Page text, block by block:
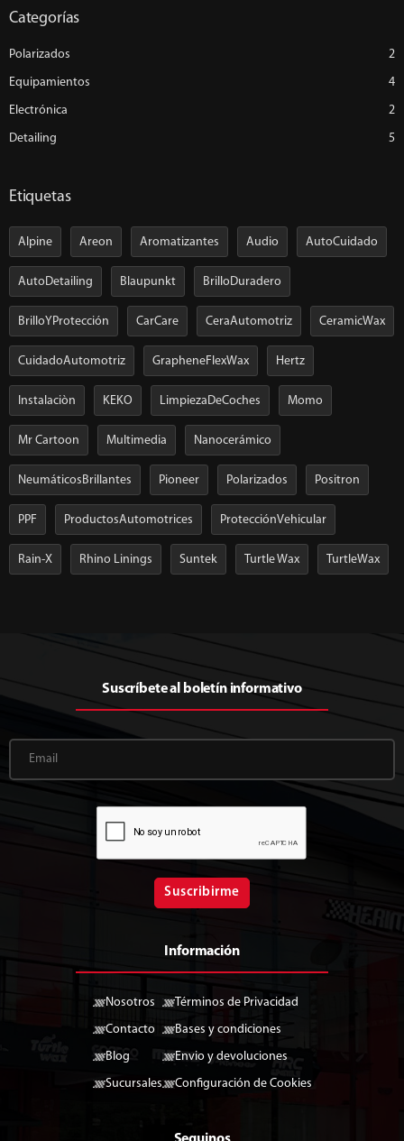
Categorías
Polarizados 2
Equipamientos 4
Electrónica 2
Detailing 5
Etiquetas
Alpine Areon Aromatizantes Audio AutoCuidado
AutoDetailing Blaupunkt BrilloDuradero
BrilloYProtección CarCare CeraAutomotriz CeramicWax
CuidadoAutomotriz GrapheneFlexWax Hertz
Instalaciòn KEKO LimpiezaDeCoches Momo
Mr Cartoon Multimedia Nanocerámico
NeumáticosBrillantes Pioneer Polarizados Positron
PPF ProductosAutomotrices ProtecciónVehicular
Rain-X Rhino Linings Suntek Turtle Wax TurtleWax
Suscríbete al boletín informativo
Suscribirme
Información
Nosotros
Contacto
Blog
Sucursales
Términos de Privacidad
Bases y condiciones
Envio y devoluciones
Configuración de Cookies